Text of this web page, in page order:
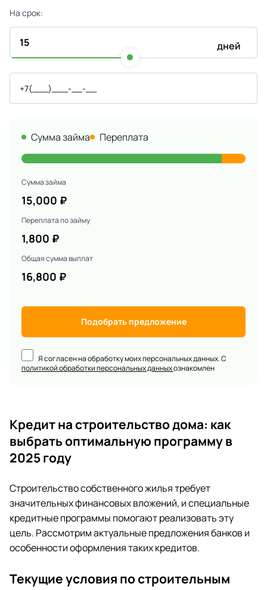
На срок:
дней
Сумма займа Переплата
Сумма займа
15,000 ₽
Переплата по займу
1,800 ₽
Общая сумма выплат
16,800 ₽
Подобрать предложение
Я согласен на обработку моих персональных данных. С
политикой обработки персональных данныхознакомлен
Кредит на строительство дома: как
выбрать оптимальную программу в
2025 году
Строительство собственного жилья требует
значительных финансовых вложений, и специальные
кредитные программы помогают реализовать эту
цель. Рассмотрим актуальные предложения банков и
особенности оформления таких кредитов.
Текущие условия по строительным